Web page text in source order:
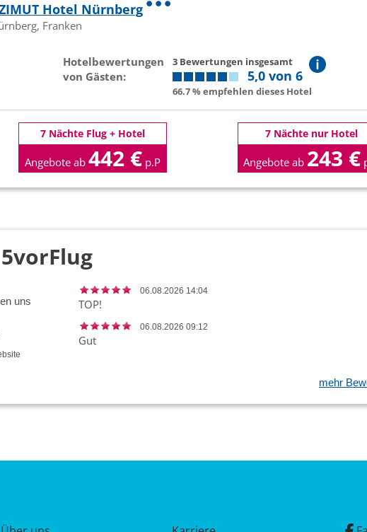
Hotel Nürnberg
Franken
Hotelbewertungen
von Gästen:
3 Bewertungen insgesamt
5,0 von 6
66.7 % empfehlen dieses Hotel
7 Nächte Flug + Hotel
Angebote ab 442 € p.P
7 Nächte nur Hotel
Angebote ab 243 €
uns
06.08.2026 14:04
TOP!
06.08.2026 09:12
Gut
mehr